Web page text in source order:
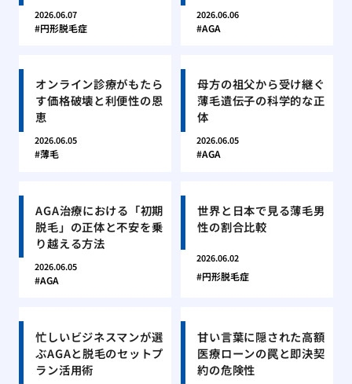
2026.06.07
円形脱毛症
2026.06.06
AGA
オンライン診療がもたら
す価格破壊と利便性の恩
恵
2026.06.05
薄毛
母方の祖父から受け継ぐ
薄毛遺伝子の科学的な正
体
2026.06.05
AGA
AGA治療における「初期
脱毛」の正体と不安を乗
り越える方法
2026.06.05
AGA
世界と日本で見る薄毛男
性の割合比較
2026.06.02
円形脱毛症
忙しいビジネスマンが選
ぶAGAと脱毛のセットプ
ラン活用術
甘い言葉に隠された高額
医療ローンの罠と即決契
約の危険性